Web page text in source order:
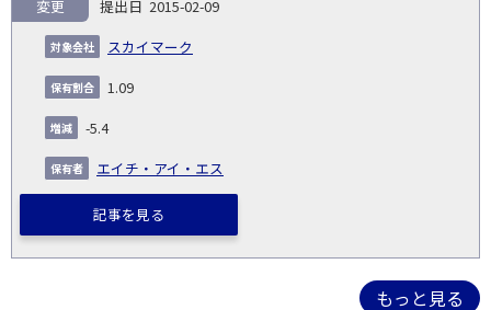
2015-02-09
スカイマーク
変更
1.09
-5.4
エイチ・アイ・エス
記事を見る
もっと見る